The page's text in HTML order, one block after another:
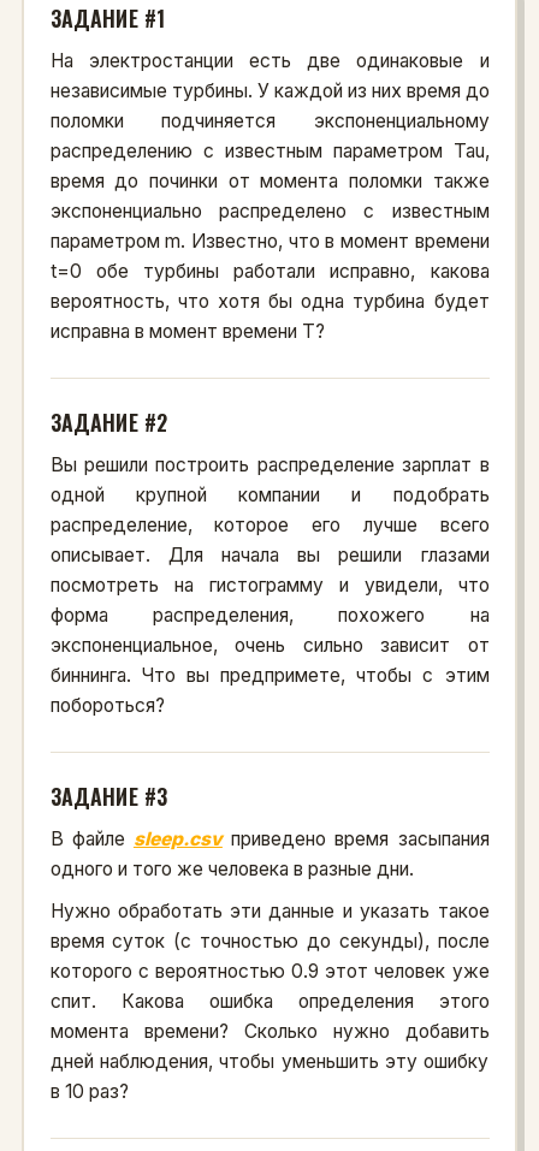
ЗАДАНИЕ #1
На электростанции есть две одинаковые и
независимые турбины. У каждой из них время до
поломки подчиняется экспоненциальному
распределению c известным параметром Tau,
время до починки от момента поломки также
экспоненциально распределено с известным
параметром m. Известно, что в момент времени
t=0 обе турбины работали исправно, какова
вероятность, что хотя бы одна турбина будет
исправна в момент времени T?
ЗАДАНИЕ #2
Вы решили построить распределение зарплат в
одной крупной компании и подобрать
распределение, которое его лучше всего
описывает. Для начала вы решили глазами
посмотреть на гистограмму и увидели, что
форма распределения, похожего на
экспоненциальное, очень сильно зависит от
биннинга. Что вы предпримете, чтобы с этим
побороться?
ЗАДАНИЕ #3
В файле sleep.csvприведено время засыпания
одного и того же человека в разные дни.
Нужно обработать эти данные и указать такое
время суток (с точностью до секунды), после
которого с вероятностью 0.9 этот человек уже
спит. Какова ошибка определения этого
момента времени? Сколько нужно добавить
дней наблюдения, чтобы уменьшить эту ошибку
в 10 раз?